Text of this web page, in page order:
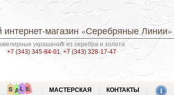
магазин «Серебряные Линии»
украшения из серебра и золота
+7 (343) 345-84-01,+7 (343) 328-17-47
МАСТЕРСКАЯ КОНТАКТЫ